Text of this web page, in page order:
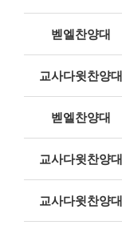
벧엘찬양대
교사다윗찬양대
벧엘찬양대
교사다윗찬양대
교사다윗찬양대